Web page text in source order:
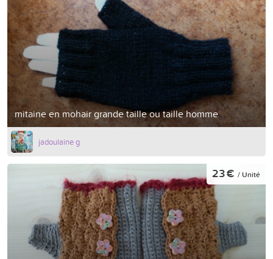
mitaine en mohair grande taille ou taille homme
jadoulaine g
23 € / Unité